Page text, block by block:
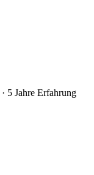
· 5 Jahre Erfahrung